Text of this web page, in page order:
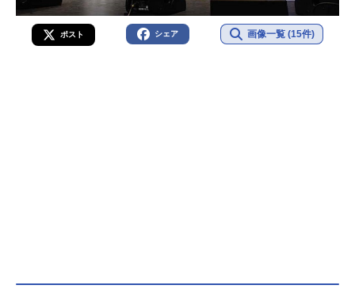
ポスト シェア 画像一覧 (15件)